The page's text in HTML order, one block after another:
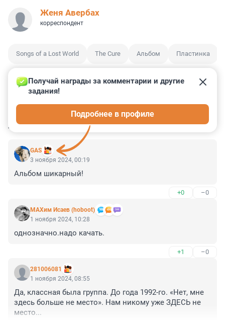
Женя Авербах
корреспондент
Songs of a Lost World The Cure Альбом Пластинка
КОММЕНТАРИИ 5
GAS
Получай награды за комментарии и другие
задания!
Подробнее в профиле
3 ноября 2024, 00:19
Альбом шикарный!
+0 –0
МАХим Исаев (hoboot)
1 ноября 2024, 10:28
однозначно.надо качать.
+1 –0
281006081
1 ноября 2024, 08:55
Да, классная была группа. До года 1992-го. «Нет, мне
здесь больше не место». Нам никому уже ЗДЕСЬ не
место...